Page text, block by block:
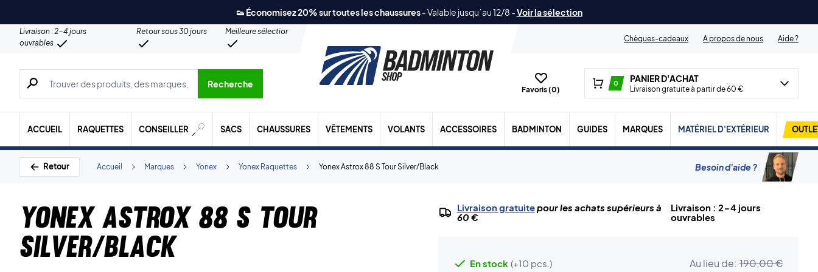
👟 Économisez 20% sur toutes les chaussures-Valable jusqu´au 12/8 -Voir la sélection
Livraison : 2-4 jours
ouvrables
Retour sous 30 jours
Meilleure sélection
Chèques-cadeaux
A propos de nous Aide ?
Recherche de produits, de marques, etc.
Recherche
Favoris (0)
0 PANIER D'ACHAT
Livraison gratuite à partir de 60 €
ACCUEIL RAQUETTES CONSEILLER SACS CHAUSSURES VÊTEMENTS VOLANTS ACCESSOIRES BADMINTON GUIDES MARQUES MATÉRIEL D'EXTÉRIEUR
Retour Yonex Astrox 88 S Tour Silver/Black
Yonex Raquettes
Yonex
Marques
Accueil Besoin d'aide ?
Yonex Astrox 88 S Tour
Silver/Black
Livraison gratuitepour les achats supérieurs à
60 €
Livraison : 2-4 jours
ouvrables
En stock (+10 pcs.) Au lieu de: 190,00 €